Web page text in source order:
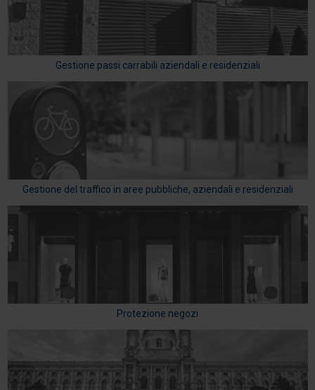
Gestione passi carrabili aziendali e residenziali
Gestione del traffico in aree pubbliche, aziendali e residenziali
Protezione negozi